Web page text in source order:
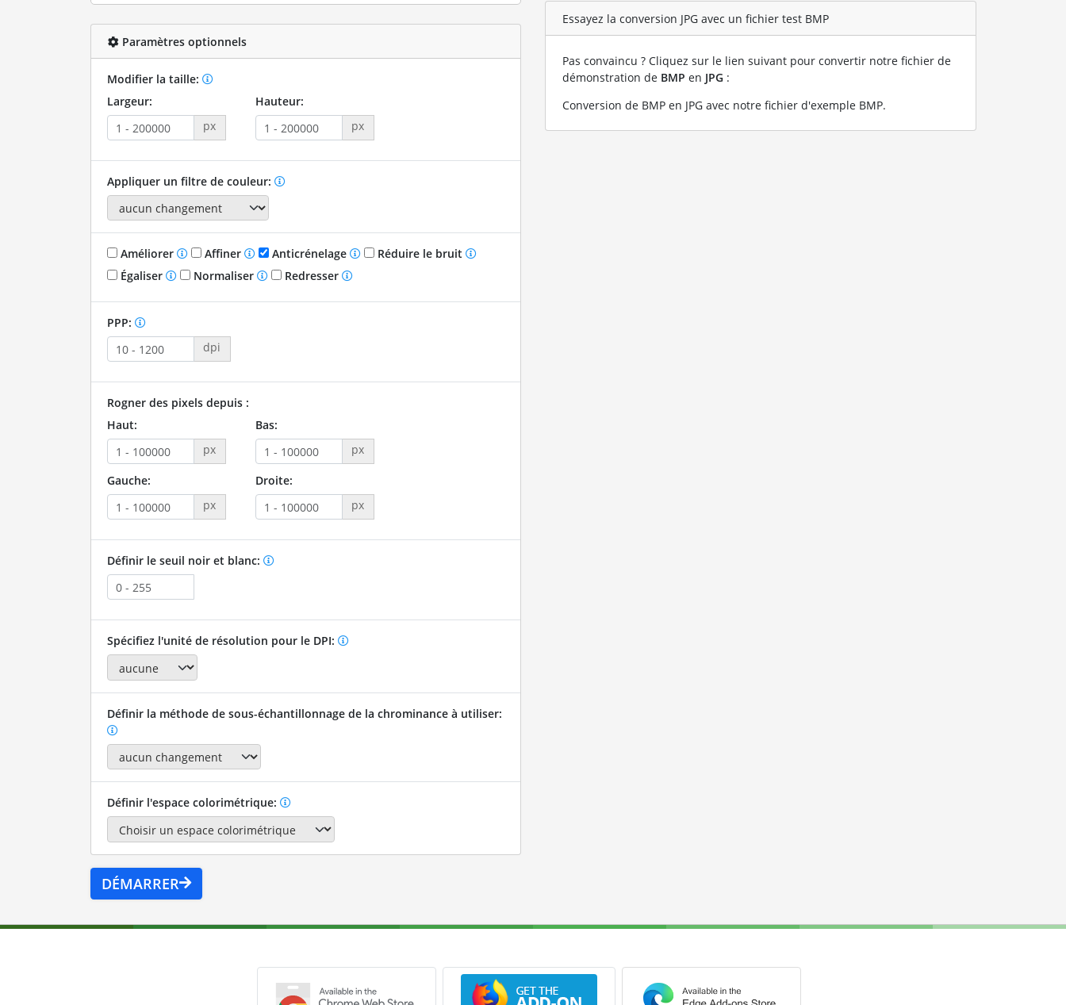
Paramètres optionnels
Modifier la taille:
Largeur:
px
Hauteur:
px
Appliquer un filtre de couleur:
Améliorer Affiner Anticrénelage
Réduire le bruit
Égaliser
Normaliser Redresser
PPP:
dpi
Rogner des pixels depuis :
Haut:
px
Bas:
px
Gauche:
px
Droite:
px
Définir le seuil noir et blanc:
Spécifiez l'unité de résolution pour le DPI:
Définir la méthode de sous-échantillonnage de la chrominance à utiliser:
Définir l'espace colorimétrique:
DÉMARRER
Essayez la conversion JPG avec un fichier test BMP
Pas convaincu ? Cliquez sur le lien suivant pour convertir notre fichier de
démonstration de BMP en JPG :
Conversion de BMP en JPG avec notre fichier d'exemple BMP.